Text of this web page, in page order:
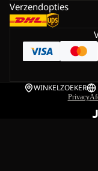
Verzendopties
WINKELZOEKER
Privacy